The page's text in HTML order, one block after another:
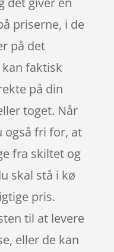
priserne, i de
på det
faktisk
på din
toget. Når
også fri for, at
fra skiltet og
skal stå i kø
pris.
til at levere
eller de kan